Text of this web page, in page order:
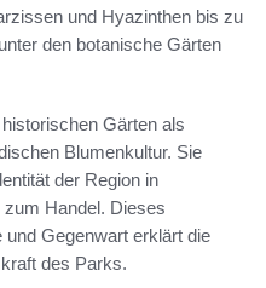
und Hyazinthen bis zu
den botanische Gärten
Gärten als
Blumenkultur. Sie
der Region in
Handel. Dieses
Gegenwart erklärt die
des Parks.